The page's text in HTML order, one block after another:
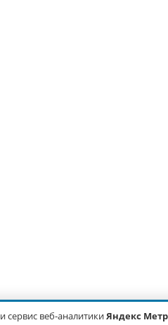
и сервис веб-аналитикиЯндекс